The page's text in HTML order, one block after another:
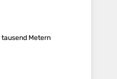
tausend Metern